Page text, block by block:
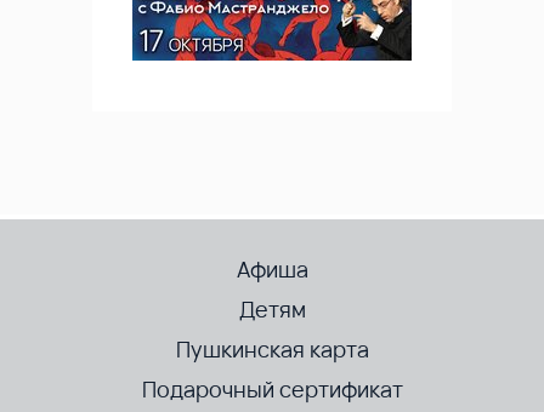
Афиша
Детям
Пушкинская карта
Подарочный сертификат